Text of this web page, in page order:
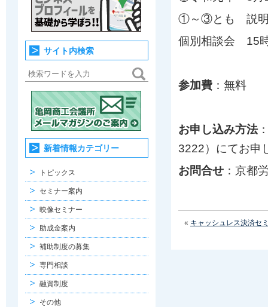
①～③とも 説明
個別相談会 15
参加費 ：無料
お申し込み方法
3222）にてお申
お問合せ ：京都
« キャッシュレス決済セ
サイト内検索
新着情報カテゴリー
トピックス
セミナー案内
映像セミナー
助成金案内
補助制度の募集
専門相談
融資制度
その他